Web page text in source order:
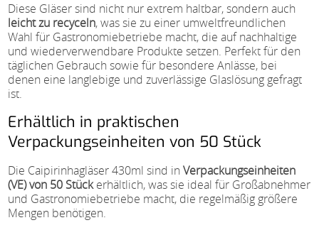
Diese Gläser sind nicht nur extrem haltbar, sondern auch
leicht zu recyceln, was sie zu einer umweltfreundlichen
Wahl für Gastronomiebetriebe macht, die auf nachhaltige
und wiederverwendbare Produkte setzen. Perfekt für den
täglichen Gebrauch sowie für besondere Anlässe, bei
denen eine langlebige und zuverlässige Glaslösung gefragt
ist.
Erhältlich in praktischen
Verpackungseinheiten von 50 Stück
Die Caipirinhagläser 430ml sind inVerpackungseinheiten
(VE) von 50 Stückerhältlich, was sie ideal für Großabnehmer
und Gastronomiebetriebe macht, die regelmäßig größere
Mengen benötigen.